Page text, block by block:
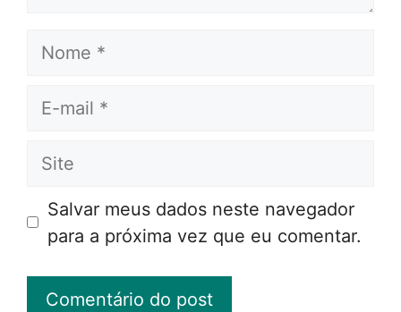
Nome
E-
Site
Salvar meus dados neste navegador
para a próxima vez que eu comentar.